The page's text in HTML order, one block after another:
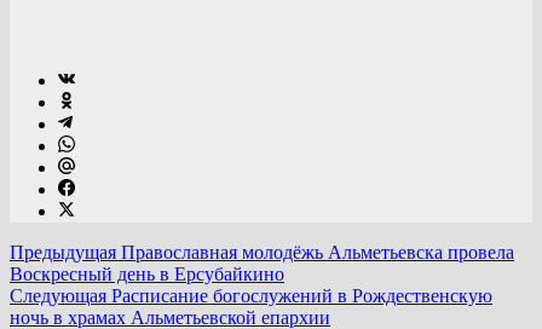
Предыдущая Православная молодёжь Альметьевска провела
Воскресный день в Ерсубайкино
Следующая Расписание богослужений в Рождественскую
ночь в храмах Альметьевской епархии